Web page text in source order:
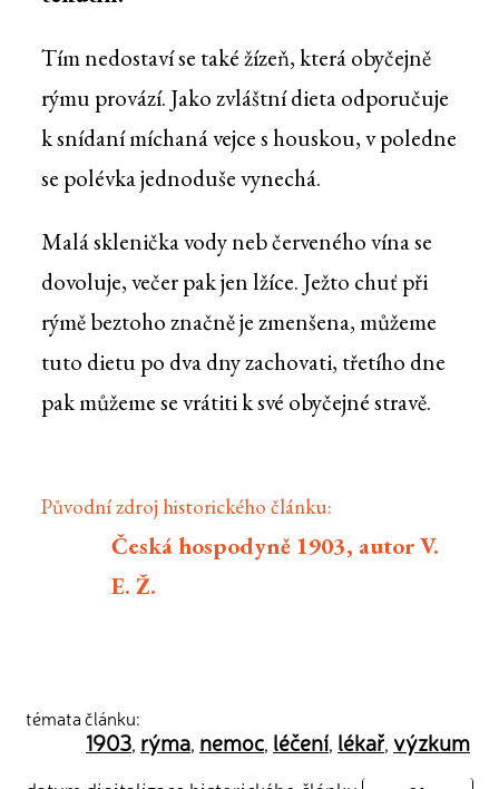
Tím nedostaví se také žízeň, která obyčejně
rýmu provází. Jako zvláštní dieta odporučuje
k snídaní míchaná vejce s houskou, v poledne
se polévka jednoduše vynechá.
Malá sklenička vody neb červeného vína se
dovoluje, večer pak jen lžíce. Ježto chuť při
rýmě beztoho značně je zmenšena, můžeme
tuto dietu po dva dny zachovati, třetího dne
pak můžeme se vrátiti k své obyčejné stravě.
Původní zdroj historického článku:
Česká hospodyně 1903, autor V.
E. Ž.
témata článku:
1903, rýma, nemoc, léčení, lékař, výzkum